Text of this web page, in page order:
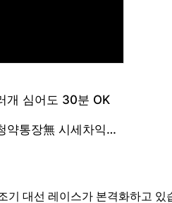
기 대선 레이스가 본격화하고 있